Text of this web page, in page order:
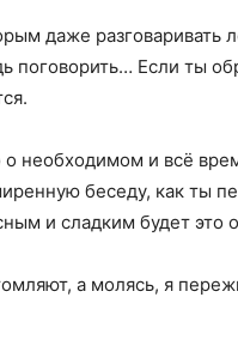
даже разговаривать
поговорить… Если ты
необходимом и всё
беседу, как ты
и сладким будет это
а молясь, я